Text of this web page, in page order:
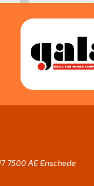
7500 AE Enschede